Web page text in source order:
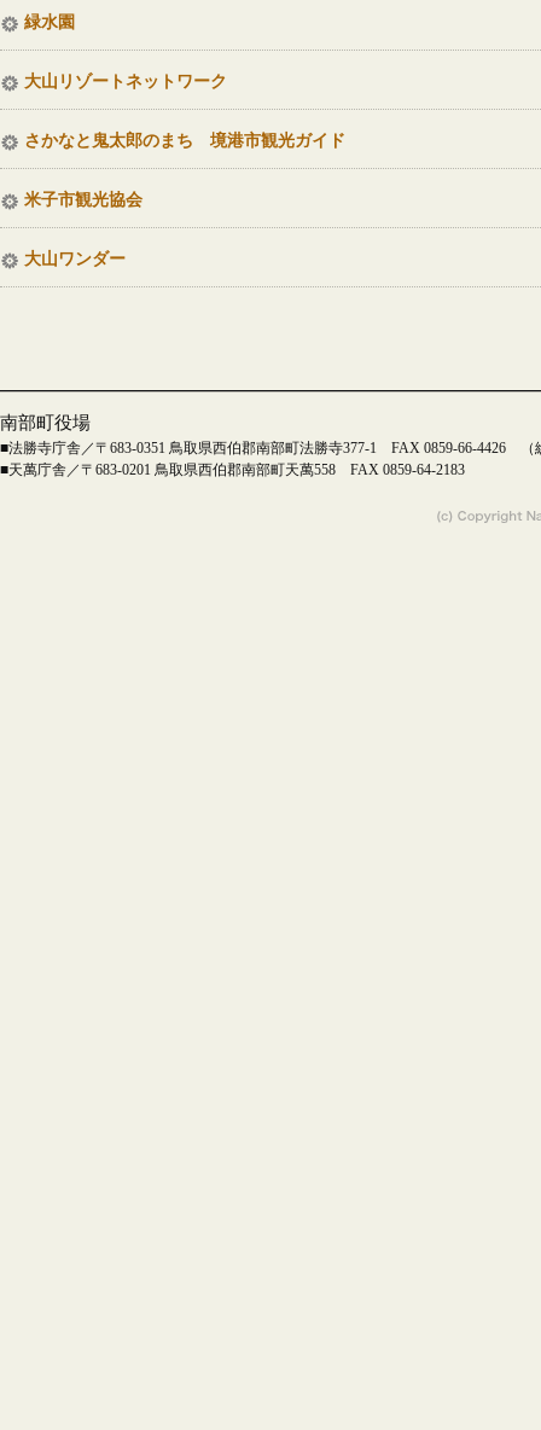
緑水園
大山リゾートネットワーク
さかなと鬼太郎のまち 境港市観光ガイド
米子市観光協会
大山ワンダー
南部町役場
■法勝寺庁舎／〒683-0351 鳥取県西伯郡南部町法勝寺377-1 FAX 0859-66-4426 （
■天萬庁舎／〒683-0201 鳥取県西伯郡南部町天萬558 FAX 0859-64-2183